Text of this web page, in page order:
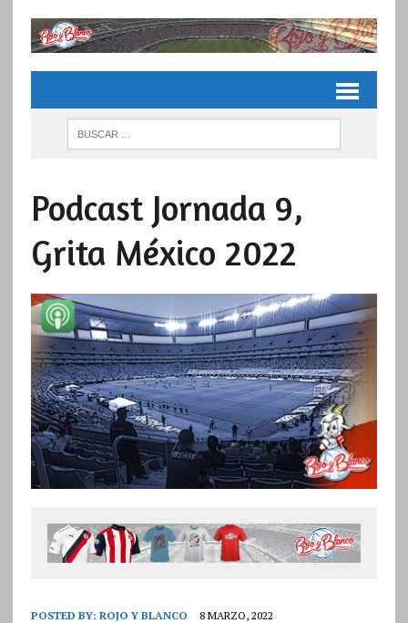
Podcast Jornada 9,
Grita México 2022
POSTED BY: ROJO Y BLANCO 8 MARZO, 2022